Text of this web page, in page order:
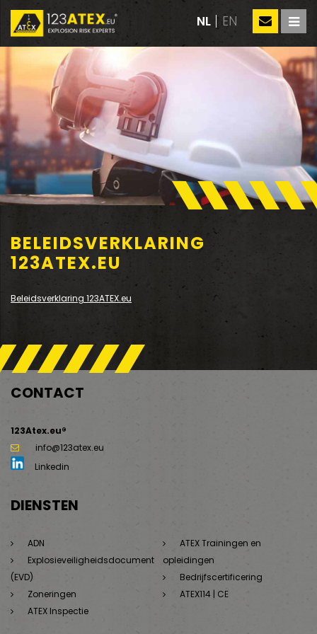
NL EN
BELEIDSVERKLARING
123ATEX.EU
Beleidsverklaring 123ATEX.eu
CONTACT
123Atex.eu®
info@123atex.eu
Linkedin
DIENSTEN
ADN
Explosieveiligheidsdocument
(EVD)
Zoneringen
ATEX Inspectie
ATEX Trainingen en
opleidingen
Bedrijfscertificering
ATEX114 | CE